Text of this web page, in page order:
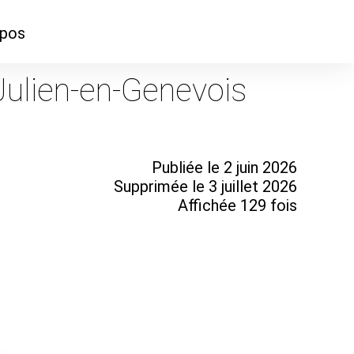
en-Genevois
Publiée le 2 juin 2026
Supprimée le 3 juillet 2026
Affichée 129 fois